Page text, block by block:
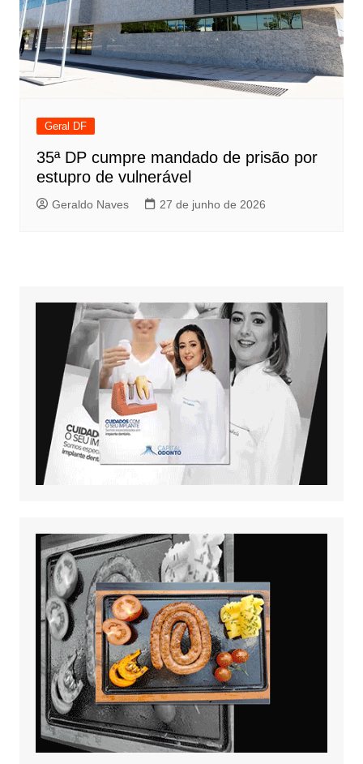
Geral DF
35ª DP cumpre mandado de prisão por
estupro de vulnerável
Geraldo Naves 27 de junho de 2026